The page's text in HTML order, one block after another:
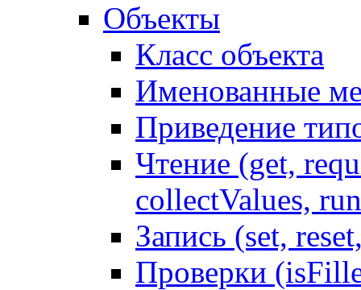
Объекты
Класс объекта
Именованные
Приведение
Чтение (get,
collectValues,
Запись (set,
Проверки